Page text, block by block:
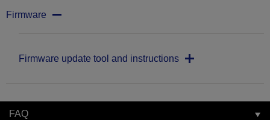
Firmware
Firmware update tool and instructions
FAQ